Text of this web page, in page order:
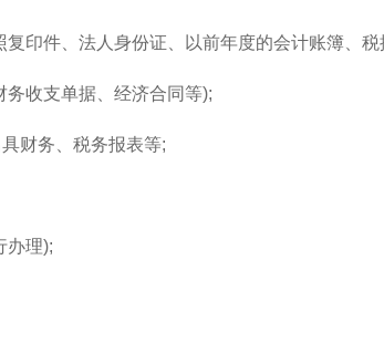
印件、法人身份证、以前年度的会计账簿、税
收支单据、经济合同等);
财务、税务报表等;
办理);